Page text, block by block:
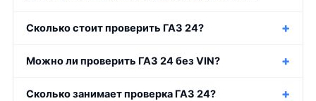
Сколько стоит проверить ГАЗ 24?
Можно ли проверить ГАЗ 24 без VIN?
Сколько занимает проверка ГАЗ 24?